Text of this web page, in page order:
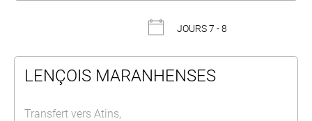
JOURS 7 - 8
LENÇOIS MARANHENSES
Transfert vers Atins,